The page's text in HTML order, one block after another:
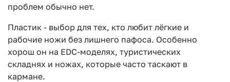
проблем обычно нет.
Пластик - выбор для тех, кто любит лёгкие и
рабочие ножи без лишнего пафоса. Особенно
хорош он на EDC-моделях, туристических
складнях и ножах, которые часто таскают в
кармане.